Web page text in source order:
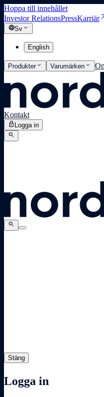
Hoppa till innehållet
Investor RelationsPressKarriär
languageSv expand_more
English
Produkterexpand_more Varumärken expand_more
Kontakt
lock Logga in
search
search
Stäng
Logga in